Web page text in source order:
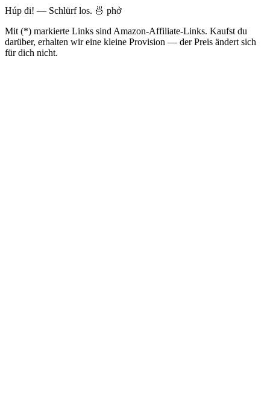
Húp đi! — Schlürf los. 🍜 phở
Mit (*) markierte Links sind Amazon-Affiliate-Links. Kaufst du
darüber, erhalten wir eine kleine Provision — der Preis ändert sich
für dich nicht.